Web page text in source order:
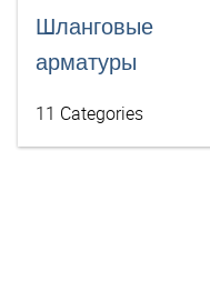
Шланговые
арматуры
11 Categories